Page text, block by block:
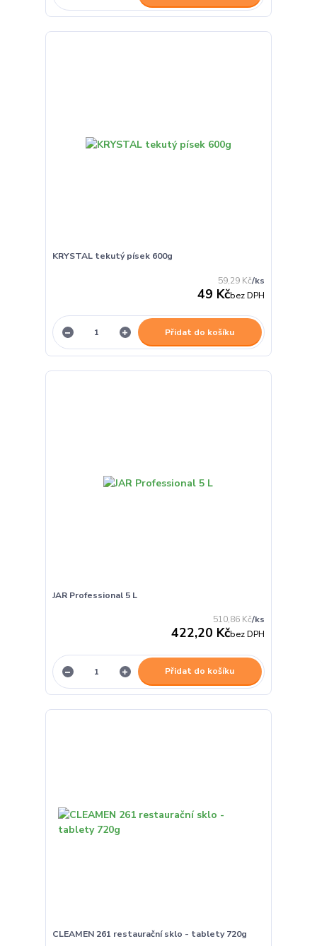
KRYSTAL tekutý písek 600g
59,29 Kč/ks
49 Kčbez DPH
Přidat do košíku
JAR Professional 5 L
510,86 Kč/ks
422,20 Kčbez DPH
Přidat do košíku
CLEAMEN 261 restaurační sklo - tablety 720g